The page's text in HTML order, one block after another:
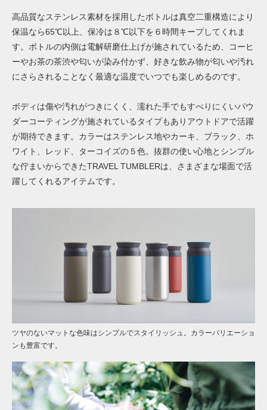
高品質なステンレス素材を採用したボトルは真空二重構造により
保温なら65℃以上、保冷は８℃以下を６時間キープしてくれま
す。ボトルの内側は電解研磨仕上げが施されているため、コーヒ
ーやお茶の茶渋や匂いが染み付かず、好きな飲み物が匂いや汚れ
にさらされることなく最適な温度でいつでも楽しめるのです。
ボディは傷や汚れがつきにくく、濡れた手でもすべりにくいパウ
ダーコーティングが施されているタイプもありアウトドアで活躍
が期待できます。カラーはステンレス地やカーキ、ブラック、ホ
ワイト、レッド、ターコイズの５色。抜群の使い心地とシンプル
な佇まいからできたTRAVEL TUMBLERは、さまざまな場面で活
躍してくれるアイテムです。
ツヤのないマットな色味はシンプルでスタイリッシュ。カラーバリエーショ
ンも豊富です。